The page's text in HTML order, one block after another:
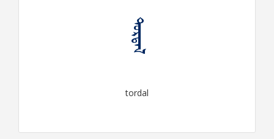
ᠲᠣᠷᠳᠠᠯ
tordal